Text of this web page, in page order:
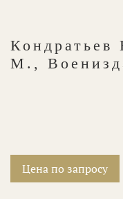
М.,
Цена по запросу